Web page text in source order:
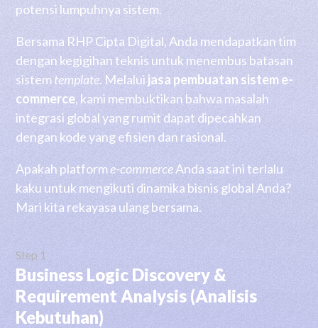
potensi lumpuhnya sistem.
Bersama RHP Cipta Digital, Anda mendapatkan tim
dengan kegigihan teknis untuk menembus batasan
sistemtemplate. Melalui jasa pembuatan sistem e-
commerce, kami membuktikan bahwa masalah
integrasi global yang rumit dapat dipecahkan
dengan kode yang efisien dan rasional.
Apakah platforme-commerceAnda saat ini terlalu
kaku untuk mengikuti dinamika bisnis global Anda?
Mari kita rekayasa ulang bersama.
Step 1
Business Logic Discovery &
Requirement Analysis (Analisis
Kebutuhan)